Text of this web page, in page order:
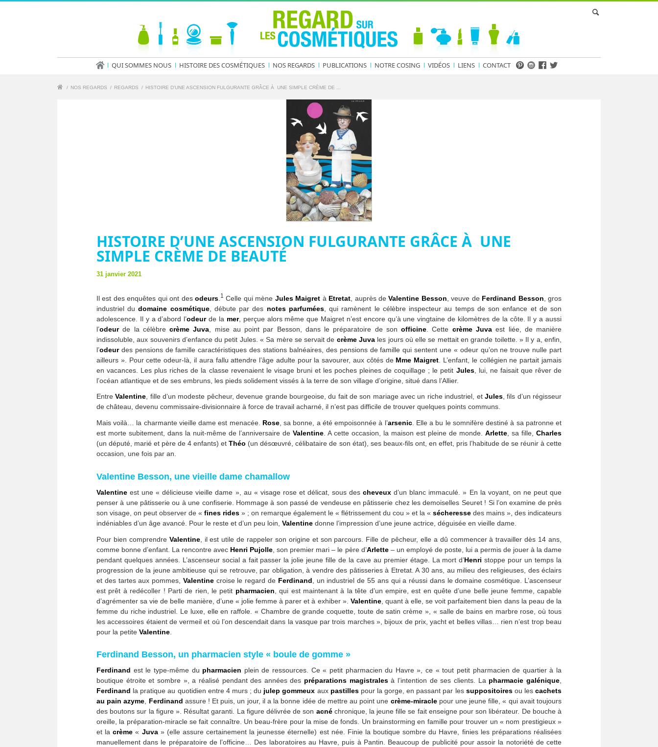
QUI SOMMES NOUS HISTOIRE DES COSMÉTIQUES NOS REGARDS PUBLICATIONS NOTRE COSING VIDÉOS LIENS CONTACT
/ NOS REGARDS / REGARDS / HISTOIRE D’UNE ASCENSION FULGURANTE GRÂCE À UNE SIMPLE CRÈME DE ...
HISTOIRE D’UNE ASCENSION FULGURANTE GRÂCE À UNE
SIMPLE CRÈME DE BEAUTÉ
31 janvier 2021
Il est des enquêtes qui ont desodeurs 1 Celle qui mène Jules Maigret à Etretat , auprès deValentine Besson , veuve de Ferdinand Besson , gros
industriel dudomaine cosmétique, débute par des notes parfumées, qui ramènent le célèbre inspecteur au temps de son enfance et de son
adolescence. Il y a d’abord l’odeurde la mer, perçue alors même que Maigret n’est encore qu’à une vingtaine de kilomètres de la côte. Il y a aussi
l’odeurde la célèbrecrème Juva , mise au point par Besson, dans le préparatoire de sonofficine . Cette crème Juva est liée, de manière
indissoluble, aux souvenirs d’enfance du petit Jules. « Sa mère se servait de crème Juva les jours où elle se mettait en grande toilette. » Il y a, enfin,
l’odeur des pensions de famille caractéristiques des stations balnéaires, des pensions de famille qui sentent une « odeur qu’on ne trouve nulle part
ailleurs ». Pour cette odeur-là, il aura fallu attendre l’âge adulte pour la savourer, aux côtés de Mme Maigret . L’enfant, le collégien ne partait jamais
en vacances. Les plus riches de la classe revenaient le visage bruni et les poches pleines de coquillage ; le petit Jules, lui, ne faisait que rêver de
l’océan atlantique et de ses embruns, les pieds solidement vissés à la terre de son village d’origine, situé dans l’Allier.
EntreValentine, fille d’un modeste pêcheur, devenue grande bourgeoise, du fait de son mariage avec un riche industriel, et Jules, fils d’un régisseur
de château, devenu commissaire-divisionnaire à force de travail acharné, il n’est pas difficile de trouver quelques points communs.
Mais voilà… la charmante vieille dame est menacée. Rose, sa bonne, a été empoisonnée à l’arsenic. Elle a bu le somnifère destiné à sa patronne et
est morte subitement, dans la nuit-même de l’anniversaire de Valentine. A cette occasion, la maison est pleine de monde. Arlette, sa fille, Charles
(un député, marié et père de 4 enfants) etThéo (un désœuvré, célibataire de son état), ses beaux-fils ont, en effet, pris l’habitude de se réunir à cette
occasion, une fois par an.
Valentine Besson, une vieille dame chamallow
Valentine est une « délicieuse vieille dame », au « visage rose et délicat, sous descheveux d’un blanc immaculé. » En la voyant, on ne peut que
penser à une pâtisserie ou à une confiserie. Hommage à son passé de vendeuse en pâtisserie chez les demoiselles Seuret ! Si l’on examine de près
son visage, on peut observer de « fines rides » ; on remarque également le « flétrissement du cou » et la « sécheresse des mains », des indicateurs
indéniables d’un âge avancé. Pour le reste et d’un peu loin, Valentine donne l’impression d’une jeune actrice, déguisée en vieille dame.
Pour bien comprendre Valentine, il est utile de rappeler son origine et son parcours. Fille de pêcheur, elle a dû commencer à travailler dès 14 ans,
comme bonne d’enfant. La rencontre avec Henri Pujolle , son premier mari – le père d’Arlette– un employé de poste, lui a permis de jouer à la dame
pendant quelques années. L’ascenseur social a fait passer la jolie jeune fille de la cave au premier étage. La mort d’Henri stoppe pour un temps la
progression de la jeune ambitieuse qui se retrouve, par obligation, à vendre des pâtisseries à Etretat. A 30 ans, au milieu des religieuses, des éclairs
et des tartes aux pommes, Valentinecroise le regard de Ferdinand , un industriel de 55 ans qui a réussi dans le domaine cosmétique. L’ascenseur
est prêt à redécoller ! Parti de rien, le petit pharmacien , qui est maintenant à la tête d’un empire, est en quête d’une belle jeune femme, capable
d’agrémenter sa vie de belle manière, d’une « jolie femme à parer et à exhiber ». Valentine, quant à elle, se voit parfaitement bien dans la peau de la
femme du riche industriel. Le luxe, elle en raffole. « Chambre de grande coquette, toute de satin crème », « salle de bains en marbre rose, où tous
les accessoires étaient de vermeil et où l’on descendait dans la vasque par trois marches », bijoux de prix, yacht et belles villas… rien n’est trop beau
pour la petite Valentine
Ferdinand Besson, un pharmacien style « boule de gomme »
Ferdinand est le type-même du pharmacien plein de ressources. Ce « petit pharmacien du Havre », ce « tout petit pharmacien de quartier à la
boutique étroite et sombre », a réalisé pendant des années des préparations magistralesà l’intention de ses clients. La pharmacie galénique
Ferdinand la pratique au quotidien entre 4 murs ; du julep gommeux aux pastilles pour la gorge, en passant par les suppositoiresou les cachets
au pain azyme
Ferdinand assure ! Et puis, un jour, il a la bonne idée de mettre au point une crème-miraclepour une jeune fille, « qui avait toujours
des boutons sur la figure ». Résultat garanti. La figure délivrée de son acnéchronique, la jeune fille se fait enseigne pour son libérateur. De bouche à
oreille, la préparation-miracle se fait connaître. Un beau-frère pour la mise de fonds. Un brainstorming en famille pour trouver un « nom prestigieux »
et lacrème « Juva» (elle assure certainement la jeunesse éternelle) est née. Finie la boutique sombre du Havre, finies les préparations réalisées
manuellement dans le préparatoire de l’officine… Des laboratoires au Havre, puis à Pantin. Beaucoup de publicité pour assoir la notoriété de cette